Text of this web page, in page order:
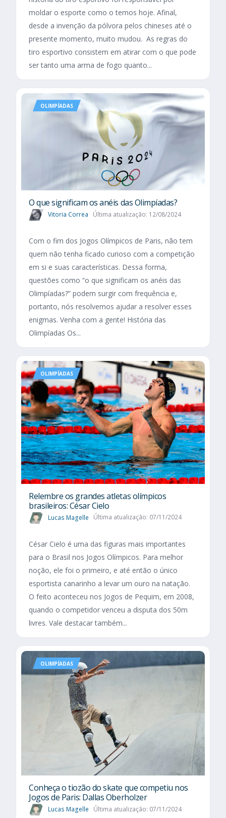
moldar o esporte como o temos hoje. Afinal,
desde a invenção da pólvora pelos chineses até o
presente momento, muito mudou. As regras do
tiro esportivo consistem em atirar com o que pode
ser tanto uma arma de fogo quanto...
OLIMPÍADAS
O que significam os anéis das Olimpíadas?
Vitoria Correa Última atualização: 12/08/2024
Com o fim dos Jogos Olímpicos de Paris, não tem
quem não tenha ficado curioso com a competição
em si e suas características. Dessa forma,
questões como “o que significam os anéis das
Olimpíadas?” podem surgir com frequência e,
portanto, nós resolvemos ajudar a resolver esses
enigmas. Venha com a gente! História das
Olimpíadas Os...
OLIMPÍADAS
Relembre os grandes atletas olímpicos
brasileiros: César Cielo
Lucas Magelle Última atualização: 07/11/2024
César Cielo é uma das figuras mais importantes
para o Brasil nos Jogos Olímpicos. Para melhor
noção, ele foi o primeiro, e até então o único
esportista canarinho a levar um ouro na natação.
O feito aconteceu nos Jogos de Pequim, em 2008,
quando o competidor venceu a disputa dos 50m
livres. Vale destacar também...
OLIMPÍADAS
Conheça o tiozão do skate que competiu nos
Jogos de Paris: Dallas Oberholzer
Lucas Magelle Última atualização: 07/11/2024